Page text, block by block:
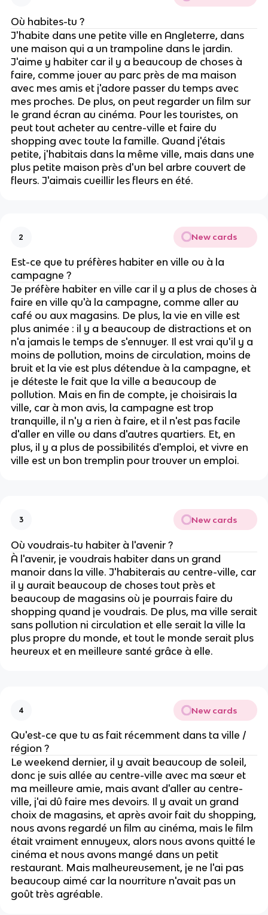
Où habites-tu ?
J'habite dans une petite ville en Angleterre, dans
une maison qui a un trampoline dans le jardin.
J'aime y habiter car il y a beaucoup de choses à
faire, comme jouer au parc près de ma maison
avec mes amis et j'adore passer du temps avec
mes proches. De plus, on peut regarder un film sur
le grand écran au cinéma. Pour les touristes, on
peut tout acheter au centre-ville et faire du
shopping avec toute la famille. Quand j'étais
petite, j'habitais dans la même ville, mais dans une
plus petite maison près d'un bel arbre couvert de
fleurs. J'aimais cueillir les fleurs en été.
2 New cards
Est-ce que tu préfères habiter en ville ou à la
campagne ?
Je préfère habiter en ville car il y a plus de choses à
faire en ville qu'à la campagne, comme aller au
café ou aux magasins. De plus, la vie en ville est
plus animée : il y a beaucoup de distractions et on
n'a jamais le temps de s'ennuyer. Il est vrai qu'il y a
moins de pollution, moins de circulation, moins de
bruit et la vie est plus détendue à la campagne, et
je déteste le fait que la ville a beaucoup de
pollution. Mais en fin de compte, je choisirais la
ville, car à mon avis, la campagne est trop
tranquille, il n'y a rien à faire, et il n'est pas facile
d'aller en ville ou dans d'autres quartiers. Et, en
plus, il y a plus de possibilités d'emploi, et vivre en
ville est un bon tremplin pour trouver un emploi.
3 New cards
Où voudrais-tu habiter à l'avenir ?
À l'avenir, je voudrais habiter dans un grand
manoir dans la ville. J'habiterais au centre-ville, car
il y aurait beaucoup de choses tout près et
beaucoup de magasins où je pourrais faire du
shopping quand je voudrais. De plus, ma ville serait
sans pollution ni circulation et elle serait la ville la
plus propre du monde, et tout le monde serait plus
heureux et en meilleure santé grâce à elle.
4 New cards
Qu'est-ce que tu as fait récemment dans ta ville /
région ?
Le weekend dernier, il y avait beaucoup de soleil,
donc je suis allée au centre-ville avec ma sœur et
ma meilleure amie, mais avant d'aller au centre-
ville, j'ai dû faire mes devoirs. Il y avait un grand
choix de magasins, et après avoir fait du shopping,
nous avons regardé un film au cinéma, mais le film
était vraiment ennuyeux, alors nous avons quitté le
cinéma et nous avons mangé dans un petit
restaurant. Mais malheureusement, je ne l'ai pas
beaucoup aimé car la nourriture n'avait pas un
goût très agréable.